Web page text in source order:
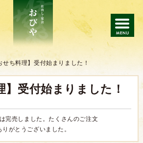
トップ
仕出し
ご注文の流れ
せち料理】受付始まりました！
】受付始まりました！
完売しました。たくさんのご注文
りがとうございました。